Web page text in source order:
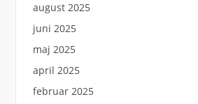
august 2025
juni 2025
maj 2025
april 2025
februar 2025